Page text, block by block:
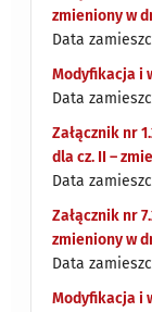
zmieniony w
Data
Modyfikacja i
Data
Załącznik nr
dla cz. II –
Data
Załącznik nr
zmieniony w
Data
Modyfikacja i